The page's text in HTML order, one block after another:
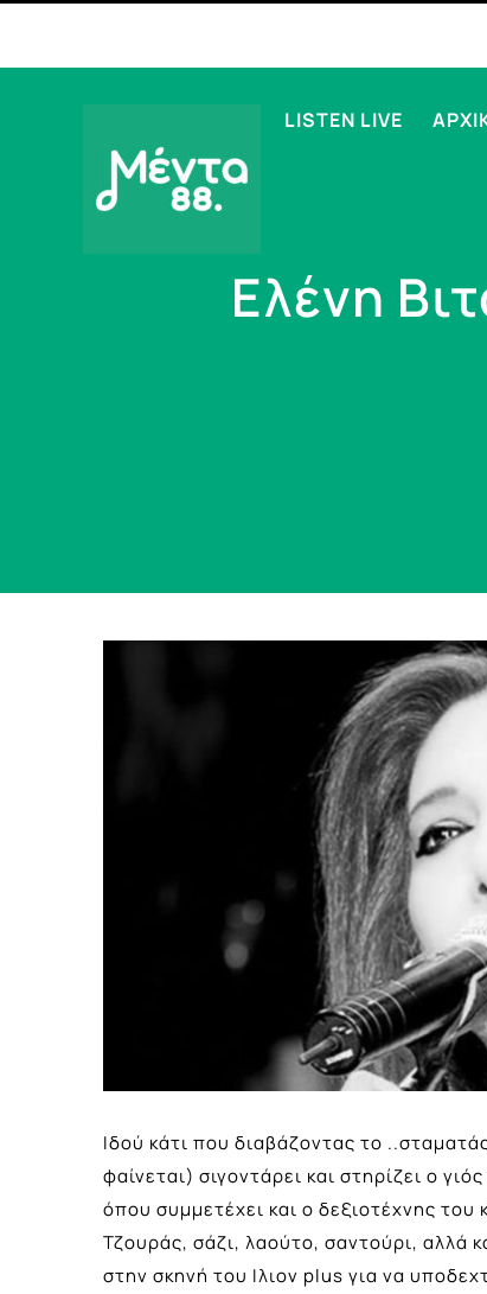
LISTEN LIVE
Ελένη
Ιδού κάτι που διαβάζοντας το
φαίνεται) σιγοντάρει και στηρίζει ο
όπου συμμετέχει και ο δεξιοτέχνης
Τζουράς, σάζι, λαούτο, σαντούρι, αλλά
στην σκηνή του Ιλιον plus για να